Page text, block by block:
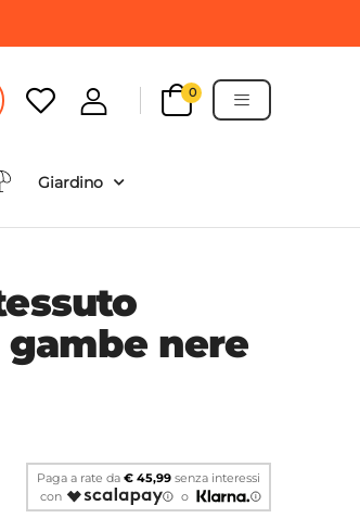
SEARCH BUTTON
0
Giardino
nere
Paga a rate da€ 45,99 senza interessi
con
o